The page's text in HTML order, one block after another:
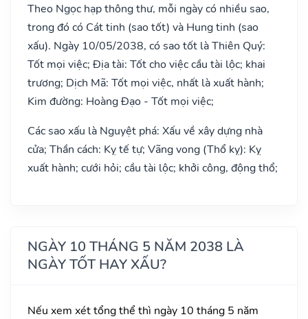
Theo Ngọc hạp thông thư, mỗi ngày có nhiều sao,
trong đó có Cát tinh (sao tốt) và Hung tinh (sao
xấu). Ngày 10/05/2038, có sao tốt là Thiên Quý:
Tốt mọi việc; Địa tài: Tốt cho việc cầu tài lộc; khai
trương; Dịch Mã: Tốt mọi việc, nhất là xuất hành;
Kim đường: Hoàng Đạo - Tốt mọi việc;
Các sao xấu là Nguyệt phá: Xấu về xây dựng nhà
cửa; Thần cách: Kỵ tế tự; Vãng vong (Thổ kỵ): Kỵ
xuất hành; cưới hỏi; cầu tài lộc; khởi công, động thổ;
NGÀY 10 THÁNG 5 NĂM 2038 LÀ
NGÀY TỐT HAY XẤU?
Nếu xem xét tổng thể thì ngày 10 tháng 5 năm